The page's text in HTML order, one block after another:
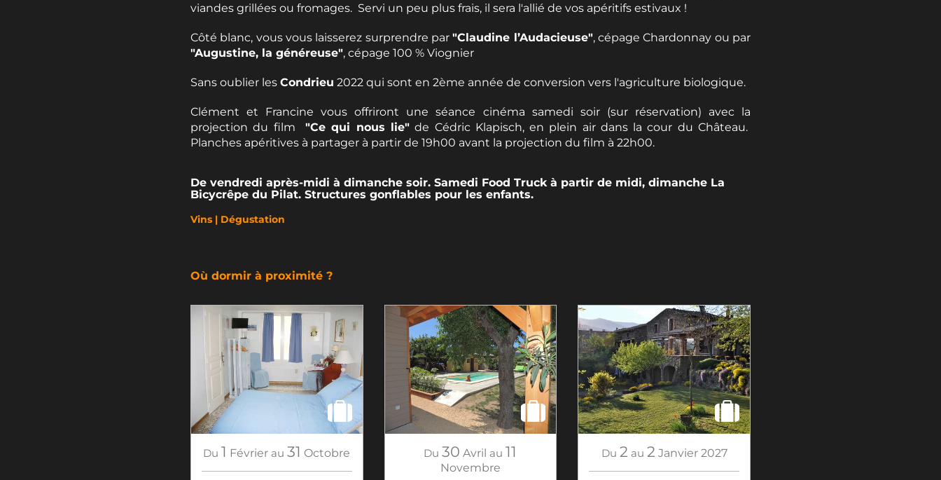
viandes grillées ou fromages. Servi un peu plus frais, il sera l'allié de vos apéritifs estivaux !
Côté blanc, vous vous laisserez surprendre par"Claudine l’Audacieuse", cépage Chardonnay ou par
"Augustine, la généreuse", cépage 100 % Viognier
Sans oublier les Condrieu 2022 qui sont en 2ème année de conversion vers l'agriculture biologique.
Clément et Francine vous offriront une séance cinéma samedi soir (sur réservation) avec la
projection du film"Ce qui nous lie"de Cédric Klapisch, en plein air dans la cour du Château.
Planches apéritives à partager à partir de 19h00 avant la projection du film à 22h00.
De vendredi après-midi à dimanche soir. Samedi Food Truck à partir de midi, dimanche La
Bicycrêpe du Pilat. Structures gonflables pour les enfants.
Vins | Dégustation
Où dormir à proximité ?
Du 1 Février au 31 Octobre Du 30 Avril au 11
Novembre
Du 2 au 2 Janvier 2027